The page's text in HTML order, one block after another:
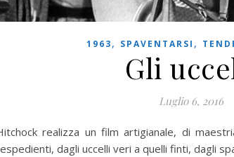
1963, SPAVENTARSI ,
Gli
Luglio 6, 2016
realizza un film artigianale, di
dagli uccelli veri a quelli finti, dagli